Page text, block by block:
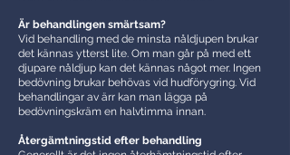
Är behandlingen smärtsam?
Vid behandling med de minsta nåldjupen brukar
det kännas ytterst lite. Om man går på med ett
djupare nåldjup kan det kännas något mer. Ingen
bedövning brukar behövas vid hudförygring. Vid
behandlingar av ärr kan man lägga på
bedövningskräm en halvtimma innan.
Återgämtningstid efter behandling